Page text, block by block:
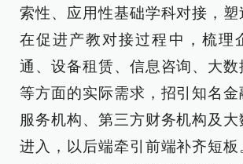
索性、应用性基础学科对接，塑
在促进产教对接过程中，梳理
通、设备租赁、信息咨询、大数
等方面的实际需求，招引知名
服务机构、第三方财务机构及大
进入，以后端牵引前端补齐短